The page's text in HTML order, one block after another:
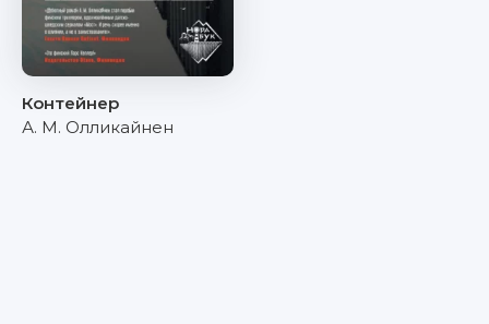
Контейнер
А. М. Олликайнен